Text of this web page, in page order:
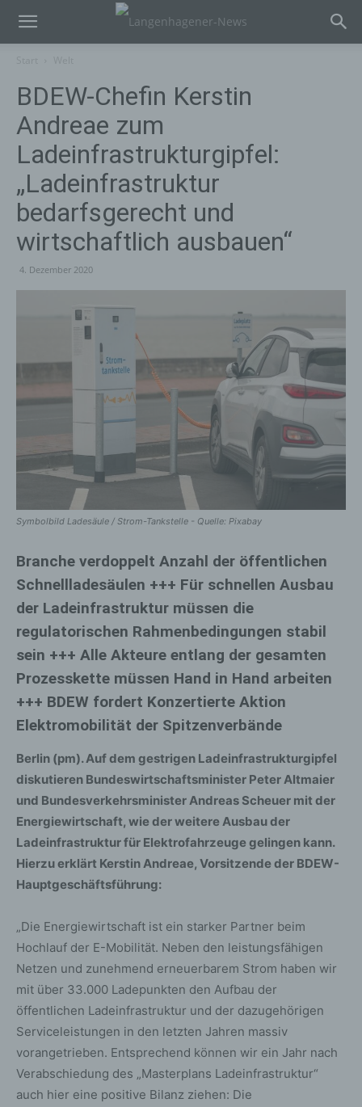
BDEW-Chefin Kerstin
Andreae zum
Ladeinfrastrukturgipfel:
„Ladeinfrastruktur
bedarfsgerecht und
wirtschaftlich ausbauen“
4. Dezember 2020
Symbolbild Ladesäule / Strom-Tankstelle - Quelle: Pixabay
Branche verdoppelt Anzahl der öffentlichen
Schnellladesäulen +++ Für schnellen Ausbau
der Ladeinfrastruktur müssen die
regulatorischen Rahmenbedingungen stabil
sein +++ Alle Akteure entlang der gesamten
Prozesskette müssen Hand in Hand arbeiten
+++ BDEW fordert Konzertierte Aktion
Elektromobilität der Spitzenverbände
Berlin (pm). Auf dem gestrigen Ladeinfrastrukturgipfel
diskutieren Bundeswirtschaftsminister Peter Altmaier
und Bundesverkehrsminister Andreas Scheuer mit der
Energiewirtschaft, wie der weitere Ausbau der
Ladeinfrastruktur für Elektrofahrzeuge gelingen kann.
Hierzu erklärt Kerstin Andreae, Vorsitzende der BDEW-
Hauptgeschäftsführung:
„Die Energiewirtschaft ist ein starker Partner beim
Hochlauf der E-Mobilität. Neben den leistungsfähigen
Netzen und zunehmend erneuerbarem Strom haben wir
mit über 33.000 Ladepunkten den Aufbau der
öffentlichen Ladeinfrastruktur und der dazugehörigen
Serviceleistungen in den letzten Jahren massiv
vorangetrieben. Entsprechend können wir ein Jahr nach
Verabschiedung des „Masterplans Ladeinfrastruktur“
auch hier eine positive Bilanz ziehen: Die